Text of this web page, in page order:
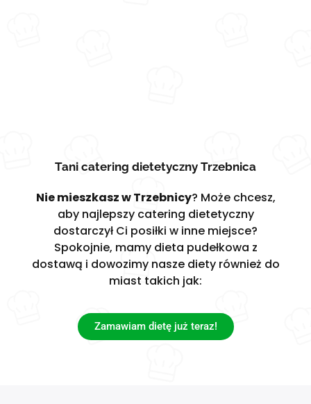
Tani catering dietetyczny Trzebnica
Nie mieszkasz w Trzebnicy? Może chcesz,
aby najlepszy catering dietetyczny
dostarczył Ci posiłki w inne miejsce?
Spokojnie, mamy dieta pudełkowa z
dostawą i dowozimy nasze diety również do
miast takich jak:
Zamawiam dietę już teraz!